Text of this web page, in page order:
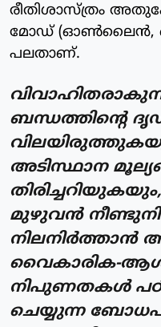
രീതിശാസ്ത്രം
മോഡ് (ഓൺലൈൻ,
പലതാണ്.
ബന്ധത്തിന്റെ
അടിസ്ഥാന
മുഴുവൻ
നിലനിർത്താൻ
വൈകാരിക-
നിപുണതകൾ
ചെയ്യുന്ന